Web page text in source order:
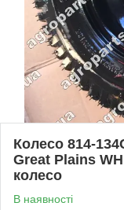
Колесо 814-
Great Plains
колесо
В наявності